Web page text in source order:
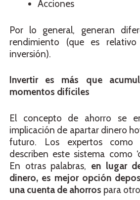
Acciones
Por lo general, generan
rendimiento (que es
inversión).
Invertir es más que
momentos difíciles
El concepto de ahorro se
implicación de apartar dinero
futuro. Los expertos como
describen este sistema como
En otras palabras, en lugar
dinero, es mejor opción
una cuenta de ahorros para